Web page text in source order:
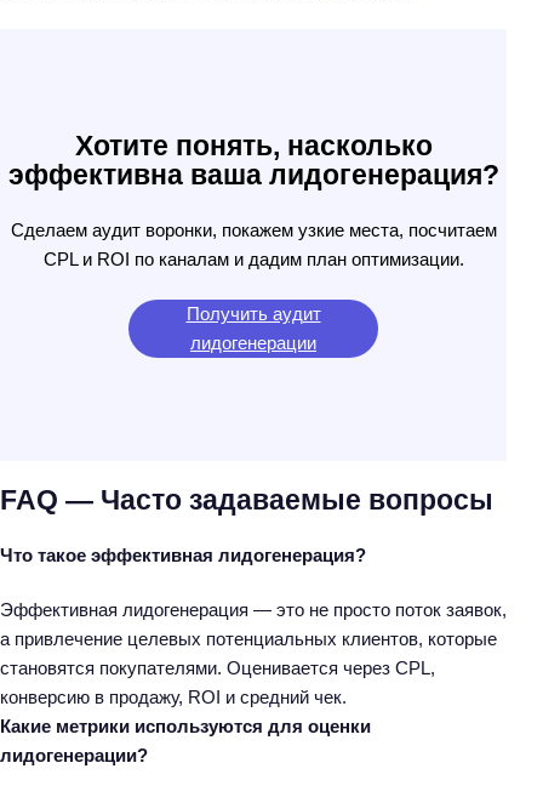
Хотите понять, насколько
эффективна ваша лидогенерация?
Сделаем аудит воронки, покажем узкие места, посчитаем
CPL и ROI по каналам и дадим план оптимизации.
Получить аудит
лидогенерации
FAQ — Часто задаваемые вопросы
Что такое эффективная лидогенерация?
Эффективная лидогенерация — это не просто поток заявок,
а привлечение целевых потенциальных клиентов, которые
становятся покупателями. Оценивается через CPL,
конверсию в продажу, ROI и средний чек.
Какие метрики используются для оценки
лидогенерации?